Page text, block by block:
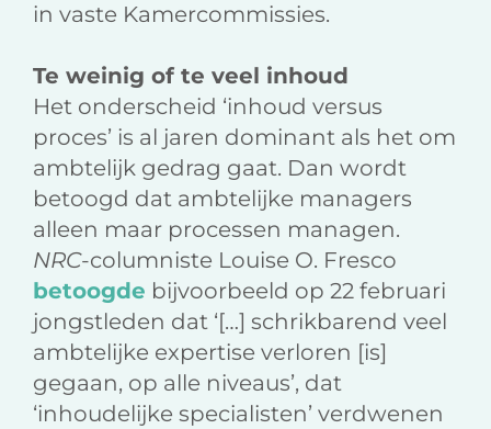
in vaste Kamercommissies.
Te weinig of te veel inhoud
Het onderscheid ‘inhoud versus
proces’ is al jaren dominant als het om
ambtelijk gedrag gaat. Dan wordt
betoogd dat ambtelijke managers
alleen maar processen managen.
NRC-columniste Louise O. Fresco
betoogde bijvoorbeeld op 22 februari
jongstleden dat ‘[…] schrikbarend veel
ambtelijke expertise verloren [is]
gegaan, op alle niveaus’, dat
‘inhoudelijke specialisten’ verdwenen